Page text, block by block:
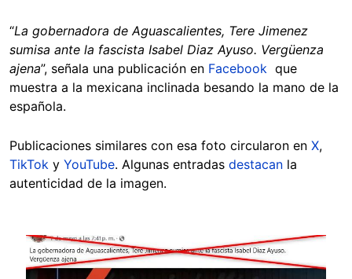
“La gobernadora de Aguascalientes, Tere Jimenez
sumisa ante la fascista Isabel Diaz Ayuso. Vergüenza
ajena”, señala una publicación en Facebook que
muestra a la mexicana inclinada besando la mano de la
española.
Publicaciones similares con esa foto circularon en X,
TikTok y YouTube. Algunas entradas destacan la
autenticidad de la imagen.
Image